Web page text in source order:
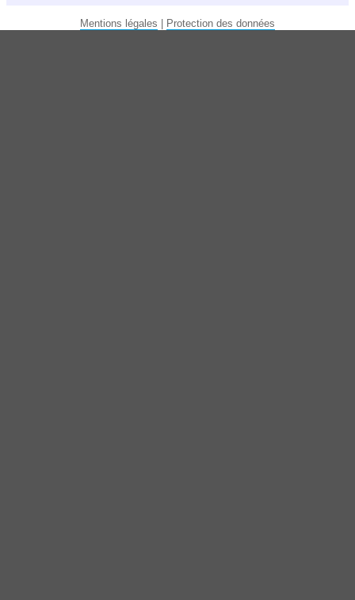
Mentions légales | Protection des données